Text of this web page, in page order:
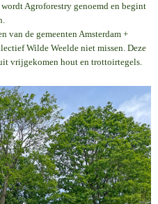
Agroforestry genoemd en begint
van de gemeenten Amsterdam +
Wilde Weelde niet missen. Deze
vrijgekomen hout en trottoirtegels.